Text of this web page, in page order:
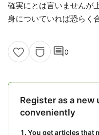
確実にとは言いませんが
身についていれば恐らく
comment0
Register as a new
conveniently
You get articles that